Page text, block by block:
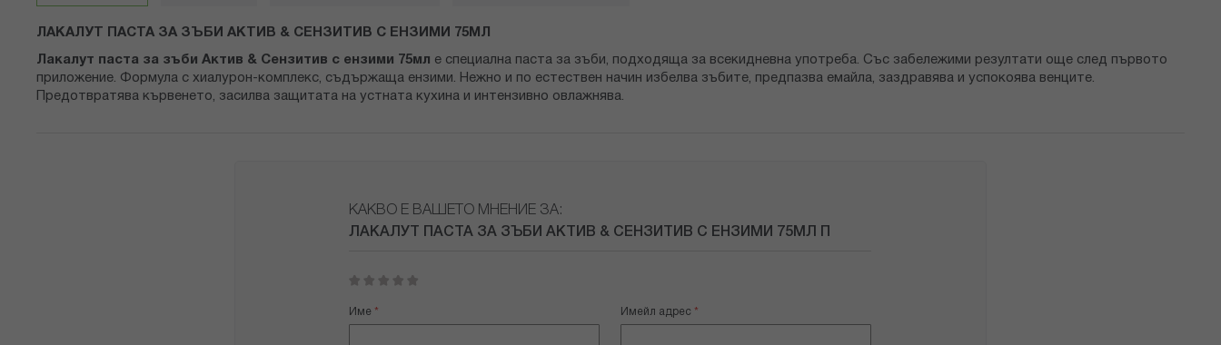
ЛАКАЛУТ ПАСТА ЗА ЗЪБИ АКТИВ & СЕНЗИТИВ С ЕНЗИМИ 75МЛ
Лакалут паста за зъби Актив & Сензитив с ензими 75мл е специална паста за зъби, подходяща за всекидневна употреба. Със забележими резултати още след първото
приложение. Формула с хиалурон-комплекс, съдържаща ензими. Нежно и по естествен начин избелва зъбите, предпазва емайла, заздравява и успокоява венците.
Предотвратява кървенето, засилва защитата на устната кухина и интензивно овлажнява.
КАКВО Е ВАШЕТО МНЕНИЕ ЗА:
ЛАКАЛУТ ПАСТА ЗА ЗЪБИ АКТИВ & СЕНЗИТИВ С ЕНЗИМИ 75МЛ П
star
stars
stars
stars
stars
Име Имейл адрес